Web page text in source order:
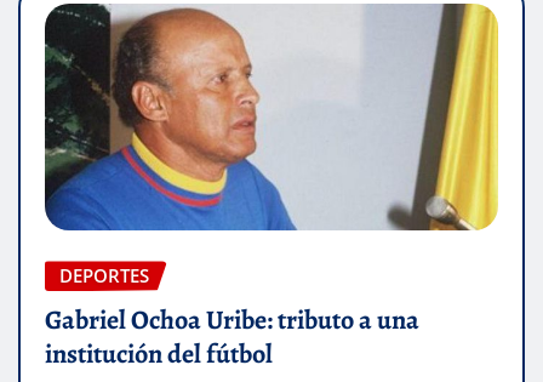
DEPORTES
Gabriel Ochoa Uribe: tributo a una
institución del fútbol